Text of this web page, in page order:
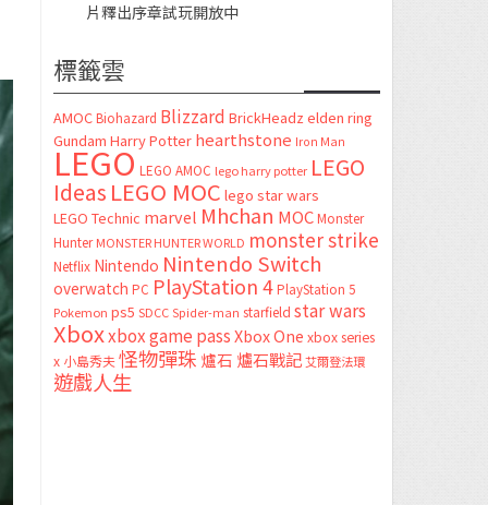
片釋出序章試玩開放中
標籤雲
AMOC Biohazard Blizzard BrickHeadz elden ring
Gundam Harry Potter hearthstone Iron Man
LEGO LEGO AMOC lego harry potter LEGO
Ideas LEGO MOC lego star wars
LEGO Technic marvel Mhchan MOC Monster
Hunter MONSTER HUNTER WORLD monster strike
Netflix Nintendo Nintendo Switch
overwatch PC PlayStation 4 PlayStation 5
Pokemon ps5 SDCC Spider-man starfield star wars
Xboxxbox game passXbox One xbox series
x 小島秀夫怪物彈珠 爐石 爐石戰記艾爾登法環
遊戲人生